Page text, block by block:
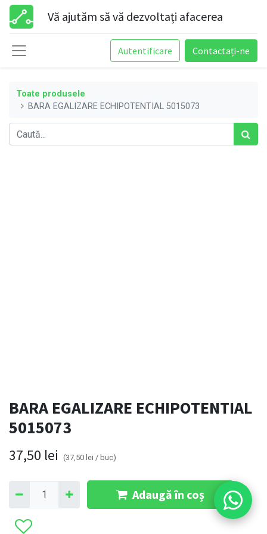
Vă ajutăm să vă dezvoltați afacerea
Autentificare Contactați-ne
Toate produsele
BARA EGALIZARE ECHIPOTENTIAL 5015073
BARA EGALIZARE ECHIPOTENTIAL
5015073
37,50 lei (37,50 lei / buc)
Adaugă în coș